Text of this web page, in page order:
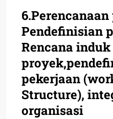
Pendefinisian
Rencana induk
pekerjaan
Structure),
organisasi